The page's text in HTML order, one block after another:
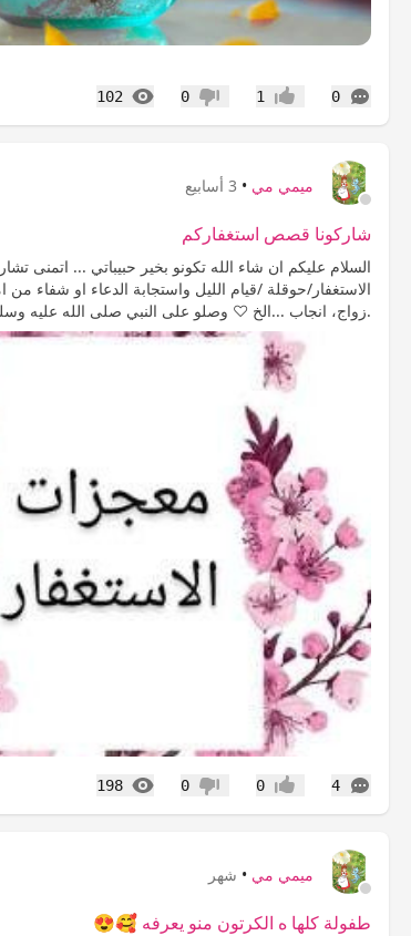
0
التعليقات إعجاب1 عدم إعجاب
0
102
المشاهدات
ميمي مي • 3 أسابيع
شاركونا قصص استغفاركم
السلام عليكم ان شاء الله تكونو بخير حبيباتي ... اتمنى
الاستغفار/حوقلة /قيام الليل واستجابة الدعاء او شفاء
.زواج، انجاب ...الخ ♡ وصلو على النبي صلى الله
4
التعليقات إعجاب0 عدم إعجاب
0
198
المشاهدات
ميمي مي • شهر
طفولة كلها ه الكرتون منو يعرفه 🥰😍